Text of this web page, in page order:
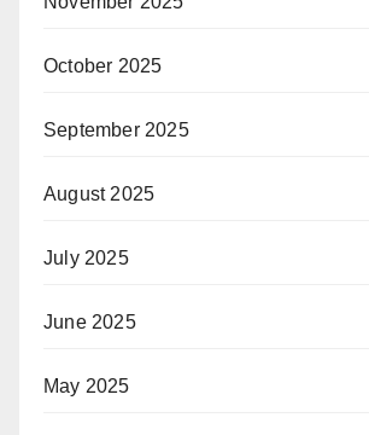
October 2025
September 2025
August 2025
July 2025
June 2025
May 2025